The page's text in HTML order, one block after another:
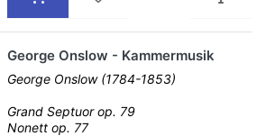
George Onslow - Kammermusik
George Onslow (1784-1853)
Grand Septuor op. 79
Nonett op. 77